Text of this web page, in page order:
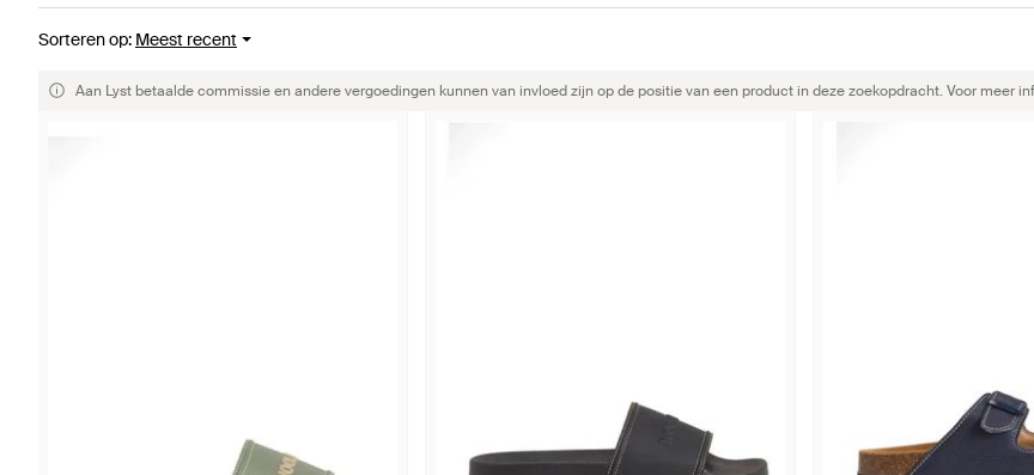
Sorteren op: Meest recent
Aan Lyst betaalde commissie en andere vergoedingen kunnen van invloed zijn op de positie van een product in deze zoekopdracht. Voor meer